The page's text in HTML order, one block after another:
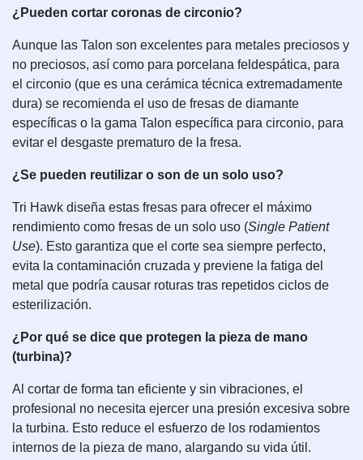
¿Pueden cortar coronas de circonio?
Aunque las Talon son excelentes para metales preciosos y
no preciosos, así como para porcelana feldespática, para
el circonio (que es una cerámica técnica extremadamente
dura) se recomienda el uso de fresas de diamante
específicas o la gama Talon específica para circonio, para
evitar el desgaste prematuro de la fresa.
¿Se pueden reutilizar o son de un solo uso?
Tri Hawk diseña estas fresas para ofrecer el máximo
rendimiento como fresas de un solo uso (Single Patient
Use). Esto garantiza que el corte sea siempre perfecto,
evita la contaminación cruzada y previene la fatiga del
metal que podría causar roturas tras repetidos ciclos de
esterilización.
¿Por qué se dice que protegen la pieza de mano
(turbina)?
Al cortar de forma tan eficiente y sin vibraciones, el
profesional no necesita ejercer una presión excesiva sobre
la turbina. Esto reduce el esfuerzo de los rodamientos
internos de la pieza de mano, alargando su vida útil.